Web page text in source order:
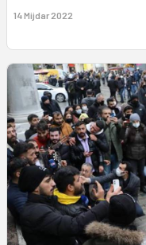
14 Mijdar 2022